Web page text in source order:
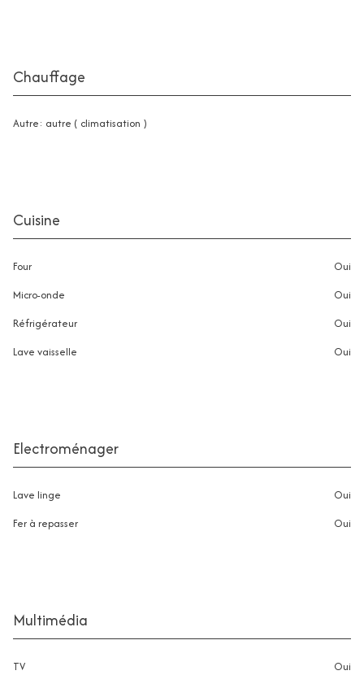
Chauffage
autre: autre ( climatisation )
Cuisine
Four
oui
Micro-onde
oui
Réfrigérateur
oui
Lave vaisselle
oui
Electroménager
Lave linge
oui
Fer à repasser
oui
Multimédia
TV oui